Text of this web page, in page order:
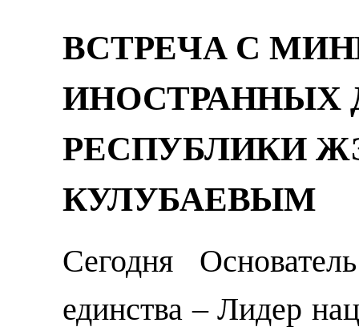
ВСТРЕЧА С
ИНОСТРАННЫХ
РЕСПУБЛИКИ
КУЛУБАЕВЫМ
Сегодня
единства – Лидер